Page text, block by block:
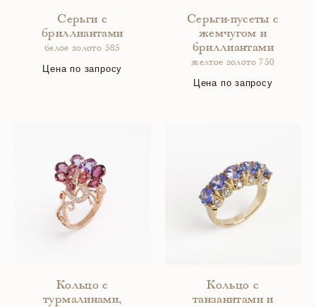
Серьги с
бриллиантами
белое золото 585
Цена по запросу
Серьги-пусеты с
жемчугом и
бриллиантами
желтое золото 750
Цена по запросу
Кольцо с
турмалинами,
Кольцо с
танзанитами и